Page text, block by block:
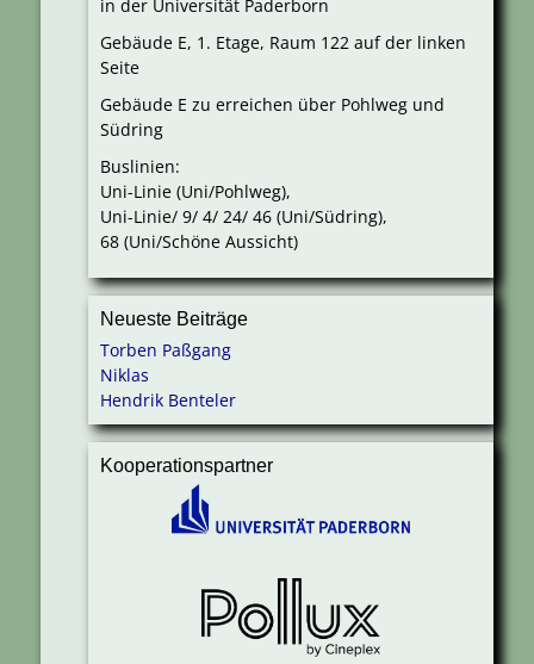
in der Universität Paderborn
Gebäude E, 1. Etage, Raum 122 auf der linken
Seite
Gebäude E zu erreichen über Pohlweg und
Südring
Buslinien:
Uni-Linie (Uni/Pohlweg),
Uni-Linie/ 9/ 4/ 24/ 46 (Uni/Südring),
68 (Uni/Schöne Aussicht)
Neueste Beiträge
Torben Paßgang
Niklas
Hendrik Benteler
Kooperationspartner